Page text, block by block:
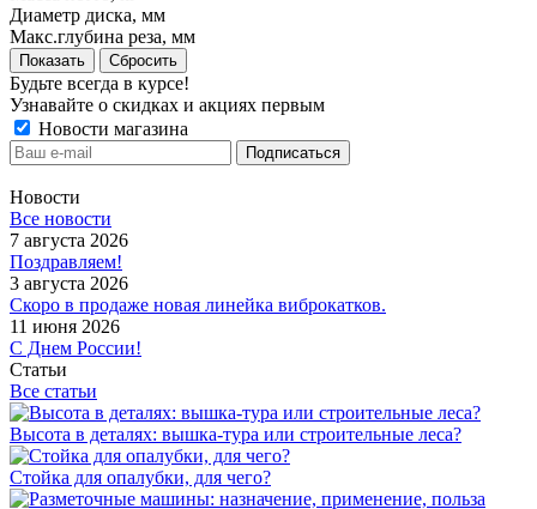
Диаметр диска, мм
Макс.глубина реза, мм
Показать Сбросить
Будьте всегда в курсе!
Узнавайте о скидках и акциях первым
Новости магазина
Новости
Все новости
7 августа 2026
Поздравляем!
3 августа 2026
Скоро в продаже новая линейка виброкатков.
11 июня 2026
С Днем России!
Статьи
Все статьи
Высота в деталях: вышка-тура или строительные леса?
Стойка для опалубки, для чего?